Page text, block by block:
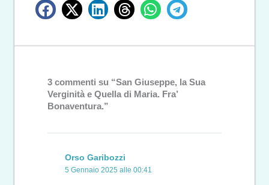
3 commenti su “San Giuseppe, la Sua
Verginità e Quella di Maria. Fra’
Bonaventura.”
Orso Garibozzi
5 Gennaio 2025 alle 00:41